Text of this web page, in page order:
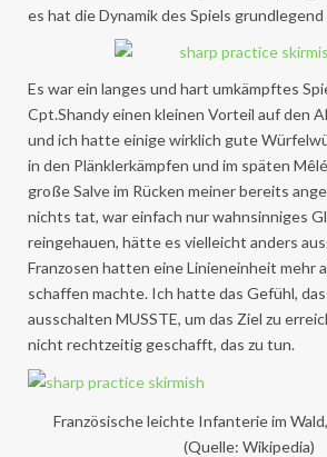
es hat die Dynamik des Spiels
Es war ein langes und hart umkämpftes
Cpt.Shandy einen kleinen Vorteil auf den
und ich hatte einige wirklich gute
in den Plänklerkämpfen und im späten
große Salve im Rücken meiner bereits
nichts tat, war einfach nur wahnsinniges
reingehauen, hätte es vielleicht anders
Franzosen hatten eine Linieneinheit mehr
schaffen machte. Ich hatte das Gefühl,
ausschalten MUSSTE, um das Ziel zu
nicht rechtzeitig geschafft, das zu tun.
Französische leichte Infanterie im
(Quelle: Wikipedia)